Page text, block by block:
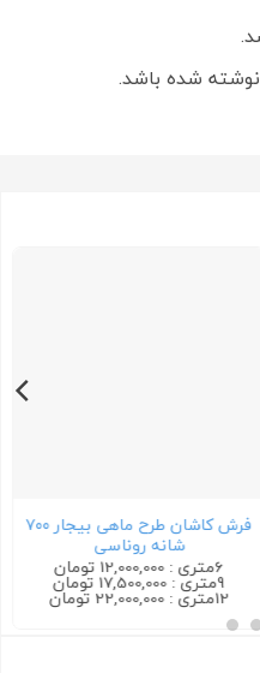
شده باشد.
فرش کاشان طرح ماهی بیجار ۷۰۰
شانه روناسی
6متری : 12,000,000 تومان
9متری : 17,500,000 تومان
12متری : 22,000,000 تومان